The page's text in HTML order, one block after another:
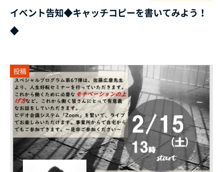
イベント告知◆キャッチコピーを書いてみよう！
◆
投稿